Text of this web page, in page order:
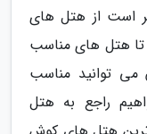
پر است از هتل های
تا هتل های مناسب
می توانید مناسب
راجع به هتل